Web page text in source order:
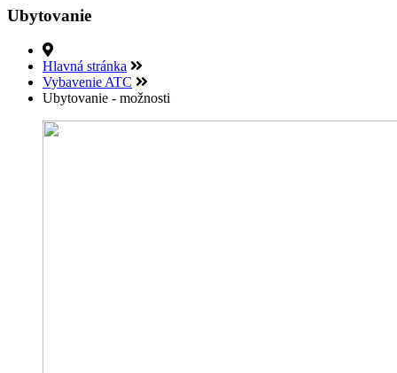
Ubytovanie
Hlavná stránka
Vybavenie ATC
Ubytovanie - možnosti